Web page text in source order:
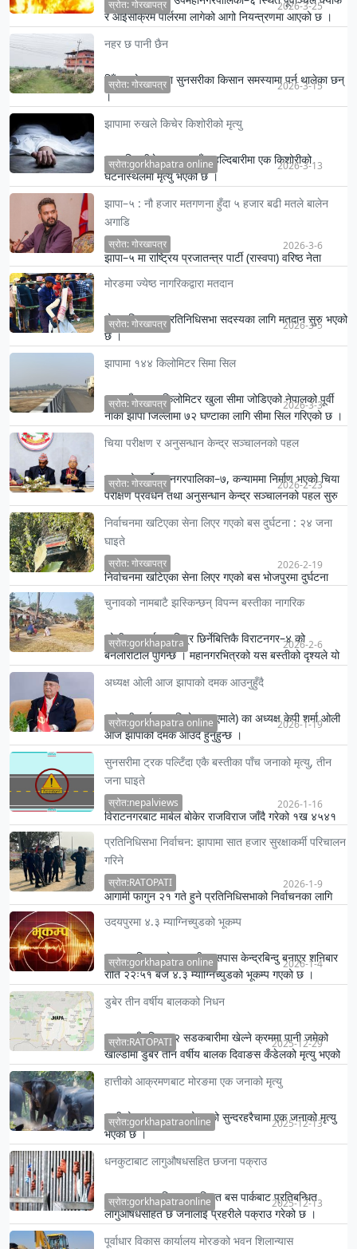
र आईसक्रिम पार्लरमा लागेको आगो नियन्त्रणमा आएको छ ।
स्रोत: गोरखापत्र 2026-3-25
नहर छ पानी छैन
सिँचाइको अभावमा सुनसरीका किसान समस्यामा पर्न थालेका छन्
।
स्रोत: गोरखापत्र 2026-3-15
झापामा रुखले किचेर किशोरीको मृत्यु
गए राति हुरीले रुख लडाउँदा हल्दिबारीमा एक किशोरीको
घटनास्थलमा मृत्यु भएको छ ।
स्रोत:gorkhapatra online 2026-3-13
झापा–५ : नौ हजार मतगणना हुँदा ५ हजार बढी मतले बालेन
अगाडि
झापा–५ मा राष्ट्रिय प्रजातन्त्र पार्टी (रास्वपा) वरिष्ठ नेता
बालेन्द्र साह (बालेन)ले अग्रता बढाउनुभएको छ ।
स्रोत: गोरखापत्र 2026-3-6
मोरङमा ज्येष्ठ नागरिकद्वारा मतदान
मोरङ जिल्लामा प्रतिनिधिसभा सदस्यका लागि मतदान सुरु भएको
छ ।
स्रोत: गोरखापत्र 2026-3-5
झापामा १४४ किलोमिटर सिमा सिल
भारतसँग १४४ किलोमिटर खुला सीमा जोडिएको नेपालको पूर्वी
नाका झापा जिल्लामा ७२ घण्टाका लागि सीमा सिल गरिएको छ ।
स्रोत: गोरखापत्र 2026-3-3
चिया परीक्षण र अनुसन्धान केन्द्र सञ्चालनको पहल
इलामको सूर्योदय नगरपालिका–७, कन्याममा निर्माण भएको चिया
परीक्षण प्रवर्धन तथा अनुसन्धान केन्द्र सञ्चालनको पहल सुरु
स्रोत: गोरखापत्र 2026-2-23
निर्वाचनमा खटिएका सेना लिएर गएको बस दुर्घटना : २४ जना
घाइते
निर्वाचनमा खटिएका सेना लिएर गएको बस भोजपुरमा दुर्घटना
भएको छ ।
स्रोत: गोरखापत्र 2026-2-19
चुनावको नामबाटै झस्किन्छन् विपन्न बस्तीका नागरिक
कोशी राजमार्गबाट भित्र छिर्नेबित्तिकै विराटनगर–४ को
बनलौरीटोल पुगिन्छ । महानगरभित्रको यस बस्तीको दृश्यले यो
स्रोत:gorkhapatra 2026-2-6
अध्यक्ष ओली आज झापाको दमक आउनुहुँदै
उम्मेद्वारी दर्ताका लागि नेकपा (एमाले) का अध्यक्ष केपी शर्मा ओली
आज झापाको दमक आउँदै हुनुहुन्छ ।
स्रोत:gorkhapatra online 2026-1-19
सुनसरीमा ट्रक पल्टिँदा एकै बस्तीका पाँच जनाको मृत्यु, तीन
जना घाइते
विराटनगरबाट मार्बल बोकेर राजविराज जाँदै गरेको १ख ४५४१
नम्बरको ट्रक सुनसरी भोक्राह नरसिंह गाउँपालिकाअन्तर्गत
हुलाकी रा…
स्रोत:nepalviews 2026-1-16
प्रतिनिधिसभा निर्वाचन: झापामा सात हजार सुरक्षाकर्मी परिचालन
गरिने
आगामी फागुन २१ गते हुने प्रतिनिधिसभाको निर्वाचनका लागि
जिल्लामा सात हजार ५०० सुरक्षाकर्मी परिचालन गरिने भएको छ
।
स्रोत:RATOPATI 2026-1-9
उदयपुरमा ४.३ म्याग्निच्युडको भूकम्प
उदयपुर जिल्लाको बागमती आसपास केन्द्रबिन्दु बनाएर शनिबार
राति २२ः५१ बजे ४.३ म्याग्निच्युडको भूकम्प गएको छ ।
स्रोत:gorkhapatra online 2026-1-4
डुबेर तीन वर्षीय बालकको निधन
झापा गाउँपालिका–२ सडकबारीमा खेल्ने क्रममा पानी जमेको
खाल्डोमा डुबेर तीन वर्षीय बालक दिवाङस कँडेलको मृत्यु भएको
स्रोत:RATOPATI 2025-12-29
हात्तीको आक्रमणबाट मोरङमा एक जनाको मृत्यु
हात्तीको आक्रमणबाट मोरङको सुन्दरहरैचामा एक जनाको मृत्यु
भएको छ ।
स्रोत:gorkhapatraonline 2025-12-13
धनकुटाबाट लागुऔषधसहित छजना पक्राउ
धनकुटा नगरपालिका–७, स्थित बस पार्कबाट प्रतिबन्धित
लागुऔषधसहित छ जनालाई प्रहरीले पक्राउ गरेको छ ।
स्रोत:gorkhapatraonline 2025-12-13
पूर्वाधार विकास कार्यालय मोरङको भवन शिलान्यास